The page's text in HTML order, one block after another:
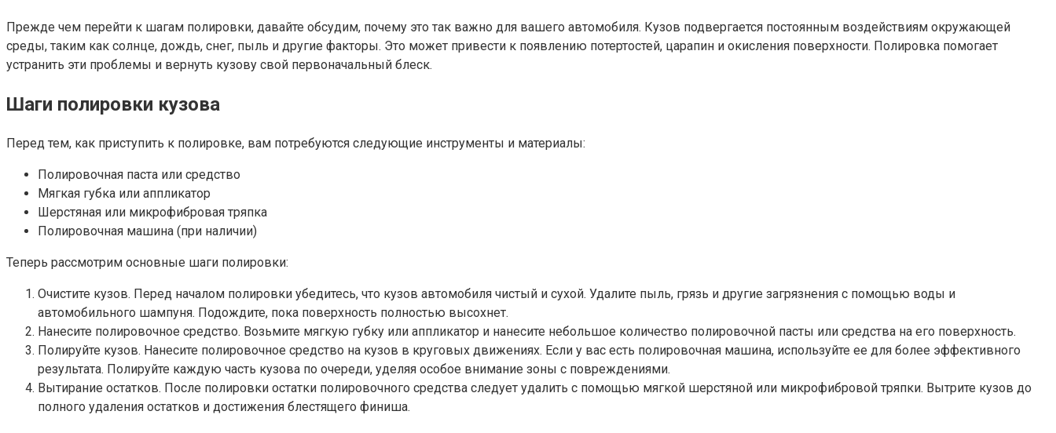
Прежде чем перейти к шагам полировки, давайте обсудим, почему это так важно для вашего автомобиля. Кузов подвергается постоянным воздействиям окружающей
среды, таким как солнце, дождь, снег, пыль и другие факторы. Это может привести к появлению потертостей, царапин и окисления поверхности. Полировка помогает
устранить эти проблемы и вернуть кузову свой первоначальный блеск.
Шаги полировки кузова
Перед тем, как приступить к полировке, вам потребуются следующие инструменты и материалы:
Полировочная паста или средство
Мягкая губка или аппликатор
Шерстяная или микрофибровая тряпка
Полировочная машина (при наличии)
Теперь рассмотрим основные шаги полировки:
Очистите кузов. Перед началом полировки убедитесь, что кузов автомобиля чистый и сухой. Удалите пыль, грязь и другие загрязнения с помощью воды и
автомобильного шампуня. Подождите, пока поверхность полностью высохнет.
Нанесите полировочное средство. Возьмите мягкую губку или аппликатор и нанесите небольшое количество полировочной пасты или средства на его поверхность.
Полируйте кузов. Нанесите полировочное средство на кузов в круговых движениях. Если у вас есть полировочная машина, используйте ее для более эффективного
результата. Полируйте каждую часть кузова по очереди, уделяя особое внимание зоны с повреждениями.
Вытирание остатков. После полировки остатки полировочного средства следует удалить с помощью мягкой шерстяной или микрофибровой тряпки. Вытрите кузов до
полного удаления остатков и достижения блестящего финиша.